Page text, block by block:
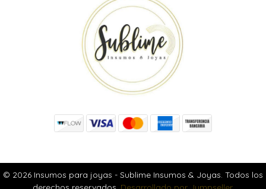
© 2026 Insumos para joyas - Sublime Insumos & Joyas. Todos los